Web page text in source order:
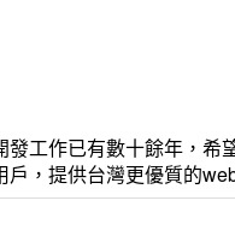
工作已有數十餘年，
，提供台灣更優質的